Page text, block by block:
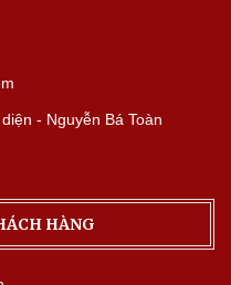
- Nguyễn Bá Toàn
HÀNG